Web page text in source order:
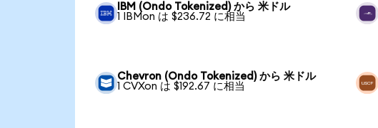
IBM (Ondo Tokenized) から 米ドル
1 IBMon は $236.72 に相当
Chevron (Ondo Tokenized) から 米ドル
1 CVXon は $192.67 に相当